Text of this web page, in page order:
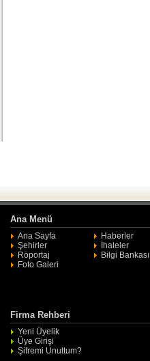
Ana Menü
Ana Sayfa Haberler
Şehirler
İhaleler
Röportaj
Bilgi Bankası
Foto Galeri
Firma Rehberi
Yeni Üyelik
Üye Girişi
Şifremi Unuttum?